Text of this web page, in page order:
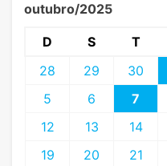
outubro/2025
D S T
28
29 30
5
6 7
12
13 14
19
20 21